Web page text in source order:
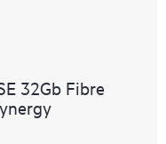
32Gb Fibre